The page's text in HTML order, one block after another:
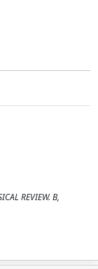
REVIEW. B,